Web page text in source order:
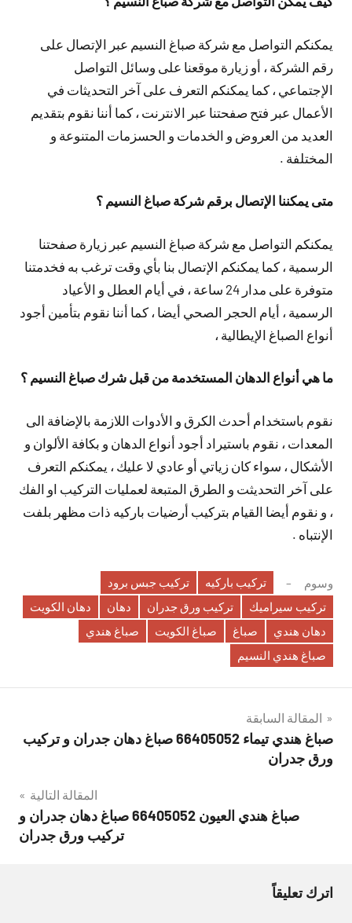
يمكنكم التواصل مع شركة صباغ النسيم عبر الإتصال على
رقم الشركة ، أو زيارة موقعنا على وسائل التواصل
الإجتماعي ، كما يمكنكم التعرف على آخر التحديثات في
الأعمال عبر فتح صفحتنا عبر الانترنت ، كما أننا نقوم بتقديم
العديد من العروض و الخدمات و الحسزمات المتنوعة و
المختلفة .
متى يمكننا الإتصال برقم شركة صباغ النسيم ؟
يمكنكم التواصل مع شركة صباغ النسيم عبر زيارة صفحتنا
الرسمية ، كما يمكنكم الإتصال بنا بأي وقت ترغب به فخدمتنا
متوفرة على مدار 24 ساعة ، في أيام العطل و الأعياد
الرسمية ، أيام الحجر الصحي أيضا ، كما أننا نقوم بتأمين أجود
أنواع الصباغ الإيطالية ،
ما هي أنواع الدهان المستخدمة من قبل شرك صباغ النسيم ؟
نقوم باستخدام أحدث الكرق و الأدوات اللازمة بالإضافة الى
المعدات ، نقوم باستيراد أجود أنواع الدهان و بكافة الألوان و
الأشكال ، سواء كان زياتي أو عادي لا عليك ، يمكنكم التعرف
على آخر التحديثت و الطرق المتبعة لعمليات التركيب او الفك
، و نقوم أيضا القيام بتركيب أرضيات باركيه ذات مظهر بلفت
الإنتباه .
وسوم تركيب باركيه
تركيب جبس برود
تركيب سيراميك
تركيب ورق جدران دهان
دهان الكويت
دهان هندي
صباغ صباغ الكويت
صباغ هندي
صباغ هندي النسيم
تصفّح
المقالات
المقالة السابقة
صباغ هندي تيماء 66405052 صباغ دهان جدران و تركيب
ورق جدران
المقالة التالية
صباغ هندي العيون 66405052 صباغ دهان جدران و
تركيب ورق جدران
اترك تعليقاً